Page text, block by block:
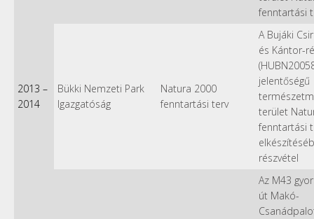
fenntartási
2013 –
2014
Bükki Nemzeti Park
Igazgatóság
Natura 2000
fenntartási terv
A Bujáki
és Kántor-
jelentőségű
terület
fenntartási
részvétel
Az M43
út Makó-